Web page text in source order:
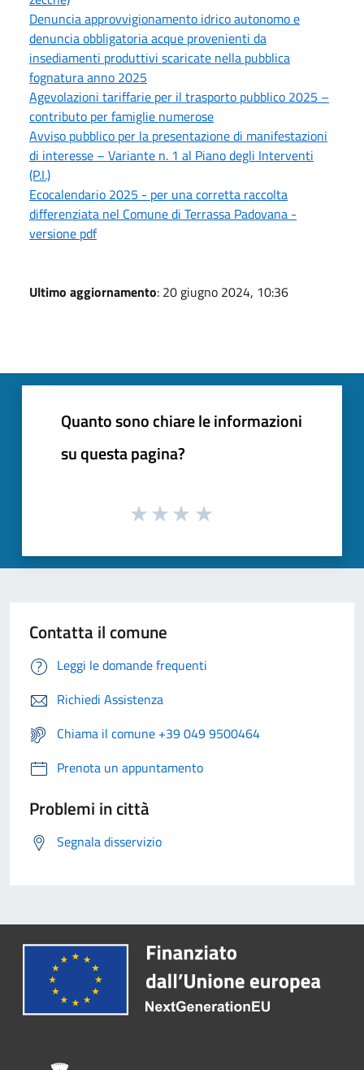
Denuncia approvvigionamento idrico autonomo e
denuncia obbligatoria acque provenienti da
insediamenti produttivi scaricate nella pubblica
fognatura anno 2025
Agevolazioni tariffarie per il trasporto pubblico 2025 –
contributo per famiglie numerose
Avviso pubblico per la presentazione di manifestazioni
di interesse – Variante n. 1 al Piano degli Interventi
(P.I.)
Ecocalendario 2025 - per una corretta raccolta
differenziata nel Comune di Terrassa Padovana -
versione pdf
Ultimo aggiornamento: 20 giugno 2024, 10:36
Quanto sono chiare le informazioni
su questa pagina?
Contatta il comune
Leggi le domande frequenti
Richiedi Assistenza
Chiama il comune +39 049 9500464
Prenota un appuntamento
Problemi in città
Segnala disservizio